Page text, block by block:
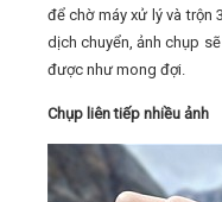
để chờ máy xử lý và trộn
dịch chuyển, ảnh chụp
được như mong đợi.
Chụp liên tiếp nhiều ảnh